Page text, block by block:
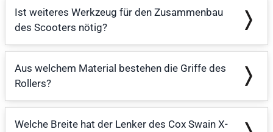
Ist weiteres Werkzeug für den Zusammenbau
des Scooters nötig?
Aus welchem Material bestehen die Griffe des
Rollers?
Welche Breite hat der Lenker des Cox Swain X-